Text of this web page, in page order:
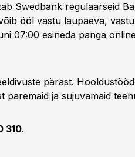
Swedbank regulaarseid
ööl vastu laupäeva,
07:00 esineda panga
pärast.
paremaid ja sujuvamaid
310.